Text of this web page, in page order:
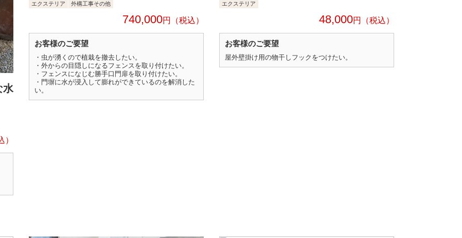
水
エクステリア 外構工事その他
740,000円
お客様のご要望
・虫が湧くので植栽を撤去したい。
・外からの目隠しになるフェンスを取り付けたい。
・フェンスになじむ勝手口門扉を取り付けたい。
・門塀に水が浸入して膨れができているのを解消した
い。
エクステリア
48,000円
お客様のご要望
屋外壁掛け用の物干しフックをつけたい。